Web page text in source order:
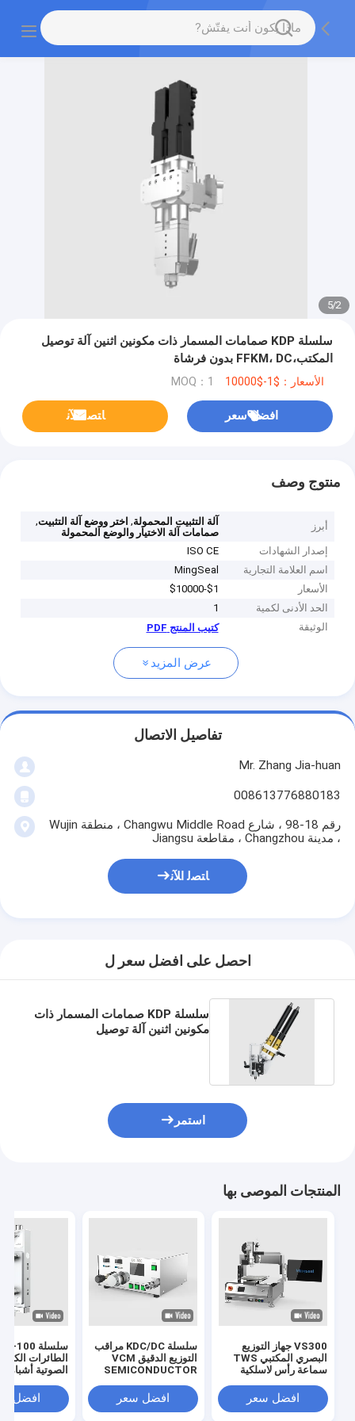
2
/
5
سلسلة KDP صمامات المسمار ذات مكونين اثنين آلة توصيل
المكتب،FFKM، DC بدون فرشاة
الأسعار：$1-$10000 MOQ：1
افضل سعر ﺎﺘﺼﻟ ﺍﻶﻧ
منتوج وصف
أبرز آلة التثبيت المحمولة, اختر ووضع آلة التثبيت,
صمامات آلة الاختيار والوضع المحمولة
إصدار الشهادات
ISO CE
اسم العلامة التجارية
MingSeal
الأسعار
$1-$10000
الحد الأدنى لكمية
1
الوثيقة
كتيب المنتج PDF
عرض المزيد
تفاصيل الاتصال
Mr. Zhang Jia-huan
008613776880183
رقم 18-98 ، شارع Changwu Middle Road ، منطقة Wujin
، مدينة Changzhou ، مقاطعة Jiangsu
ﺎﺘﺼﻟ ﺍﻶﻧ
احصل على افضل سعر ل
سلسلة KDP صمامات المسمار ذات
مكونين اثنين آلة توصيل
استمر
المنتجات الموصى بها
VS300 جهاز التوزيع
البصري المكتبي TWS
سماعة رأس لاسلكية
مكبر صوت محرك مسطح
LCM
افضل سعر
سلسلة KDC/DC مراقب
التوزيع الدقيق VCM
SEMICONDUCTOR
MEMSافضل سعر
الطائرات
الصوتية أشباه
السيارات
الجديدة
افضل